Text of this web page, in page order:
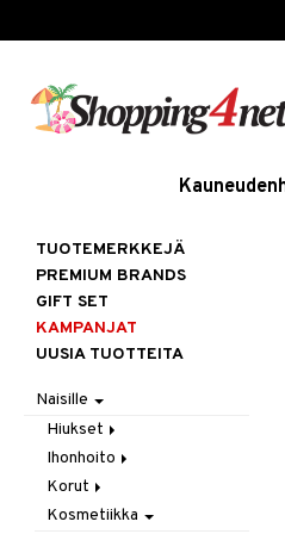
TUOTEMERKKEJÄ
PREMIUM BRANDS
GIFT SET
KAMPANJAT
UUSIA TUOTTEITA
Naisille
Hiukset
Gift Set
Harjat / Kammat
Hiuskuurit
Ihonhoito
Aurinkotuotteet
Erikoistuotteet
Korut
Kaulakorut
Kosmetiikka